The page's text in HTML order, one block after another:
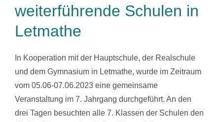
weiterführende Schulen in
Letmathe
In Kooperation mit der Hauptschule, der Realschule
und dem Gymnasium in Letmathe, wurde im Zeitraum
vom 05.06-07.06.2023 eine gemeinsame
Veranstaltung im 7. Jahrgang durchgeführt. An den
drei Tagen besuchten alle 7. Klassen der Schulen den